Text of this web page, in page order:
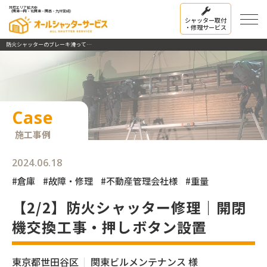
対応エリア拡大中
（関東一円・北関東・関西・九州宮崎）
シャッター取付
・修理サービス
防火シャッターのブレーキ滑ってしまってシャッターが上がらない問題を解決
Case
施工事例
2024.06.18
#倉庫 #故障・修理 #不動産管理会社様 #重量
【2/2】防火シャッター修理｜開閉
機交換工事・押しボタン設置
東京都世田谷区 関東ビルメンテナンス 様